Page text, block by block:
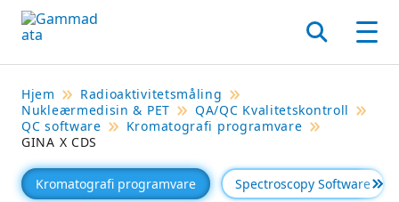
Hopp
til
Søk
Hjem
Radioaktivitetsmåling
Nukleærmedisin & PET
QA/QC Kvalitetskontroll
QC software
Kromatografi programvare
GINA X CDS
Kromatografi programvare Spectroscopy Software Se